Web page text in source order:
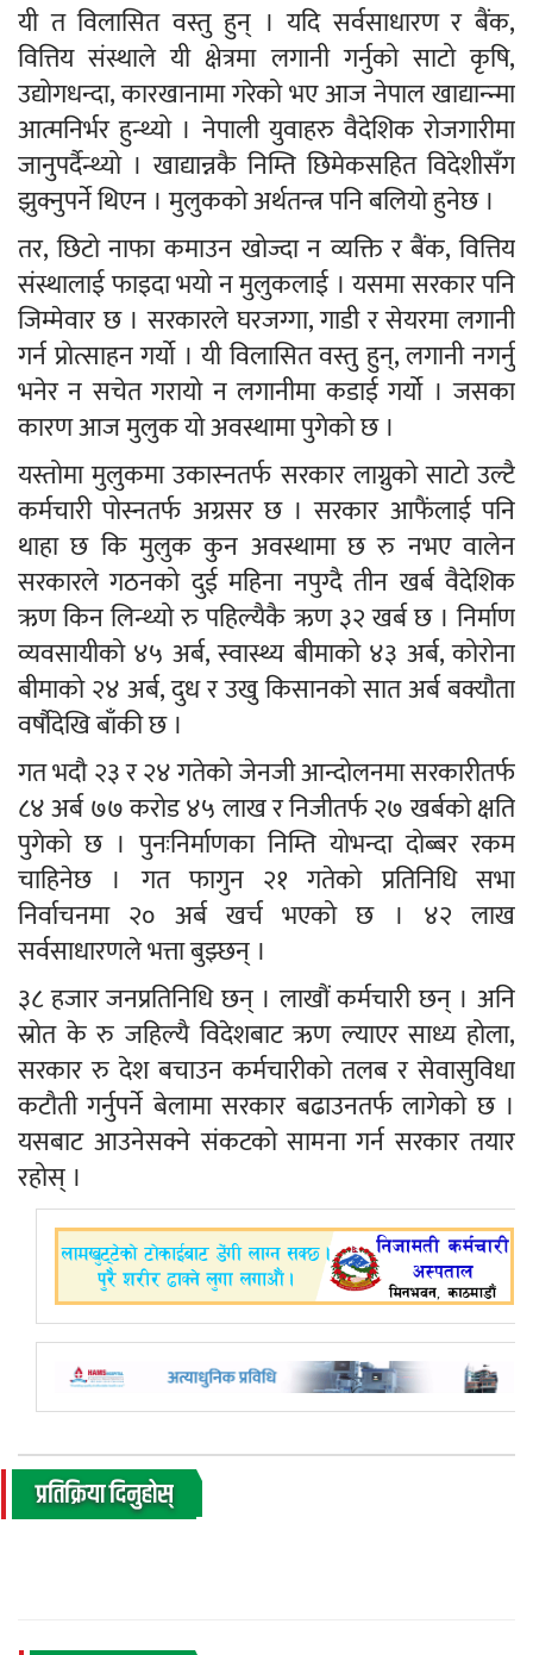
यी त विलासित वस्तु हुन् । यदि सर्वसाधारण र बैंक,
वित्तिय संस्थाले यी क्षेत्रमा लगानी गर्नुको साटो कृषि,
उद्योगधन्दा, कारखानामा गरेको भए आज नेपाल खाद्यान्न्मा
आत्मनिर्भर हुन्थ्यो । नेपाली युवाहरु वैदेशिक रोजगारीमा
जानुपर्दैन्थ्यो । खाद्यान्नकै निम्ति छिमेकसहित विदेशीसँग
झुक्नुपर्ने थिएन । मुलुकको अर्थतन्त्र पनि बलियो हुनेछ ।
तर, छिटो नाफा कमाउन खोज्दा न व्यक्ति र बैंक, वित्तिय
संस्थालाई फाइदा भयो न मुलुकलाई । यसमा सरकार पनि
जिम्मेवार छ । सरकारले घरजग्गा, गाडी र सेयरमा लगानी
गर्न प्रोत्साहन गर्यो । यी विलासित वस्तु हुन्, लगानी नगर्नु
भनेर न सचेत गरायो न लगानीमा कडाई गर्यो । जसका
कारण आज मुलुक यो अवस्थामा पुगेको छ ।
यस्तोमा मुलुकमा उकास्नतर्फ सरकार लाग्नुको साटो उल्टै
कर्मचारी पोस्नतर्फ अग्रसर छ । सरकार आफैंलाई पनि
थाहा छ कि मुलुक कुन अवस्थामा छ रु नभए वालेन
सरकारले गठनको दुई महिना नपुग्दै तीन खर्ब वैदेशिक
ऋण किन लिन्थ्यो रु पहिल्यैकै ऋण ३२ खर्ब छ । निर्माण
व्यवसायीको ४५ अर्ब, स्वास्थ्य बीमाको ४३ अर्ब, कोरोना
बीमाको २४ अर्ब, दुध र उखु किसानको सात अर्ब बक्यौता
वर्षौदेखि बाँकी छ ।
गत भदौ २३ र २४ गतेको जेनजी आन्दोलनमा सरकारीतर्फ
८४ अर्ब ७७ करोड ४५ लाख र निजीतर्फ २७ खर्बको क्षति
पुगेको छ । पुनःनिर्माणका निम्ति योभन्दा दोब्बर रकम
चाहिनेछ । गत फागुन २१ गतेको प्रतिनिधि सभा
निर्वाचनमा २० अर्ब खर्च भएको छ । ४२ लाख
सर्वसाधारणले भत्ता बुझ्छन् ।
३८ हजार जनप्रतिनिधि छन् । लाखौं कर्मचारी छन् । अनि
स्रोत के रु जहिल्यै विदेशबाट ऋण ल्याएर साध्य होला,
सरकार रु देश बचाउन कर्मचारीको तलब र सेवासुविधा
कटौती गर्नुपर्ने बेलामा सरकार बढाउनतर्फ लागेको छ ।
यसबाट आउनेसक्ने संकटको सामना गर्न सरकार तयार
रहोस् ।
प्रतिक्रिया दिनुहोस्